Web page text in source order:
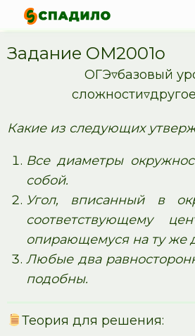
Задание OM2001o
ОГЭ▿базовый
Какие из следующих
Все диаметры
собой.
Угол, вписанный в
соответствующему
опирающемуся на ту же
Любые два
подобны.
Теория для решения: